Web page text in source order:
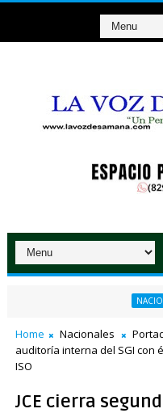
NACIONALES
comerciantes afectados
Home Nacionales
auditoría interna del SGI con
ISO
JCE cierra